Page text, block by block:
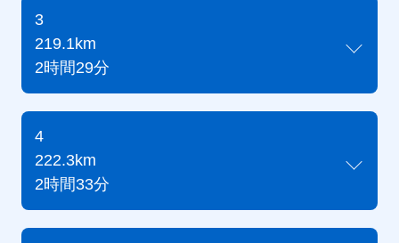
3
219.1km
2時間29分
4
222.3km
2時間33分